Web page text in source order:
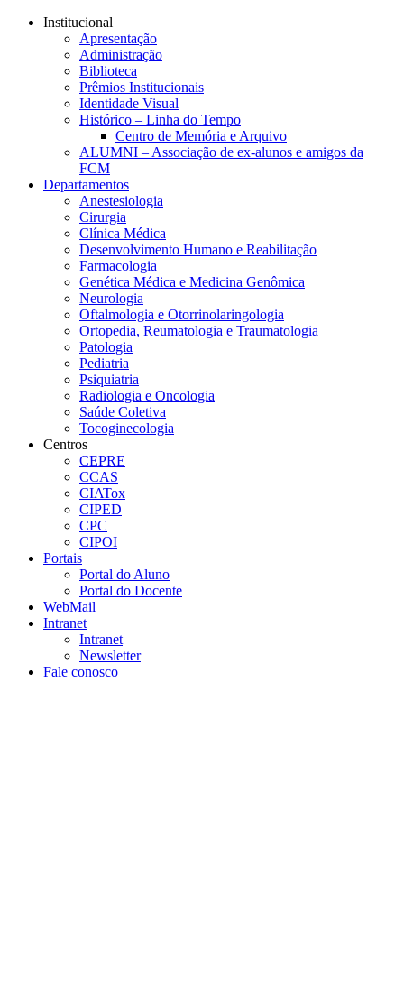
Conteúdo principal
Institucional
Apresentação
Administração
Biblioteca
Prêmios Institucionais
Identidade Visual
Histórico – Linha do Tempo
Centro de Memória e Arquivo
ALUMNI – Associação de ex-alunos e amigos da
FCM
Departamentos
Anestesiologia
Cirurgia
Clínica Médica
Desenvolvimento Humano e Reabilitação
Farmacologia
Genética Médica e Medicina Genômica
Neurologia
Oftalmologia e Otorrinolaringologia
Ortopedia, Reumatologia e Traumatologia
Patologia
Pediatria
Psiquiatria
Radiologia e Oncologia
Saúde Coletiva
Tocoginecologia
Centros
CEPRE
CCAS
CIATox
CIPED
CPC
CIPOI
Portais
Portal do Aluno
Portal do Docente
WebMail
Intranet
Intranet
Newsletter
Fale conosco